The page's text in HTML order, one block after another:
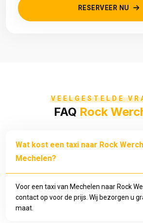
RESERVEER NU
VEELGESTELDE
FAQ Rock
Wat kost een taxi naar Rock
Mechelen?
Voor een taxi van Mechelen naar Rock
contact op voor de prijs. Wij bezorgen u
maat.